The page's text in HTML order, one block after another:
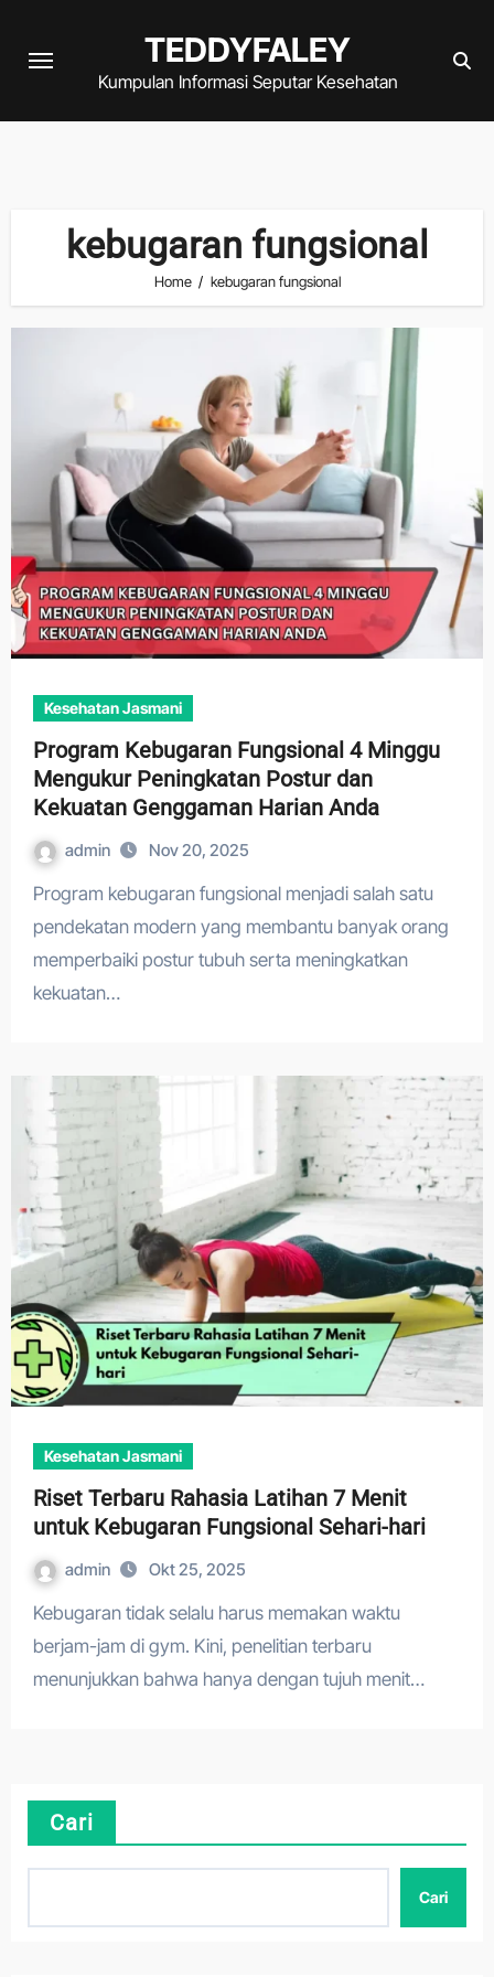
TEDDYFALEY
Kumpulan Informasi Seputar Kesehatan
kebugaran fungsional
Home kebugaran fungsional
Kesehatan Jasmani
Program Kebugaran Fungsional 4 Minggu
Mengukur Peningkatan Postur dan
Kekuatan Genggaman Harian Anda
admin Nov 20, 2025
Program kebugaran fungsional menjadi salah satu
pendekatan modern yang membantu banyak orang
memperbaiki postur tubuh serta meningkatkan
kekuatan…
Kesehatan Jasmani
Riset Terbaru Rahasia Latihan 7 Menit
untuk Kebugaran Fungsional Sehari-hari
admin Okt 25, 2025
Kebugaran tidak selalu harus memakan waktu
berjam-jam di gym. Kini, penelitian terbaru
menunjukkan bahwa hanya dengan tujuh menit…
Cari
Cari